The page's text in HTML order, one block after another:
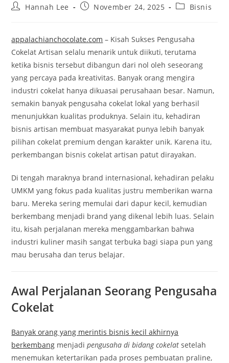
PostHannah Lee
PostNovember 24, 2025
PostBisnis
appalachianchocolate.com – Kisah Sukses Pengusaha
Cokelat Artisan selalu menarik untuk diikuti, terutama
ketika bisnis tersebut dibangun dari nol oleh seseorang
yang percaya pada kreativitas. Banyak orang mengira
industri cokelat hanya dikuasai perusahaan besar. Namun,
semakin banyak pengusaha cokelat lokal yang berhasil
menunjukkan kualitas produknya. Selain itu, kehadiran
bisnis artisan membuat masyarakat punya lebih banyak
pilihan cokelat premium dengan karakter unik. Karena itu,
perkembangan bisnis cokelat artisan patut dirayakan.
Di tengah maraknya brand internasional, kehadiran pelaku
UMKM yang fokus pada kualitas justru memberikan warna
baru. Mereka sering memulai dari dapur kecil, kemudian
berkembang menjadi brand yang dikenal lebih luas. Selain
itu, kisah perjalanan mereka menggambarkan bahwa
industri kuliner masih sangat terbuka bagi siapa pun yang
mau berusaha dan terus belajar.
Awal Perjalanan Seorang Pengusaha
Cokelat
Banyak orang yang merintis bisnis kecil akhirnya
berkembang menjadipengusaha di bidang cokelat setelah
menemukan ketertarikan pada proses pembuatan praline,